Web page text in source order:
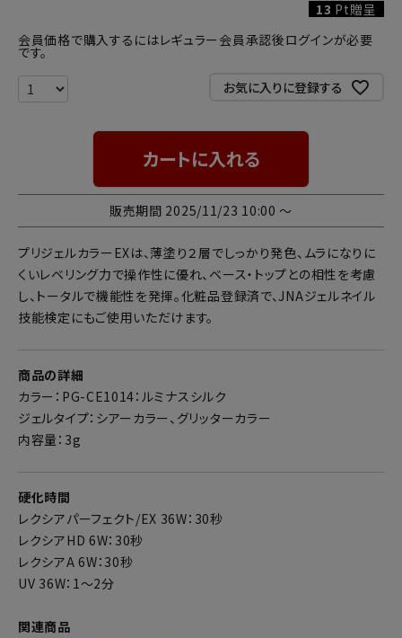
13 Pt贈呈
会員価格で購入するにはレギュラー会員承認後ログインが必要
です。
お気に入りに登録する
カートに入れる
販売期間 2025/11/23 10:00 〜
プリジェルカラーEXは、薄塗り２層でしっかり発色、ムラになりに
くいレベリング力で操作性に優れ、ベース・トップとの相性を考慮
し、トータルで機能性を発揮。化粧品登録済で、JNAジェルネイル
技能検定にもご使用いただけます。
商品の詳細
カラー：PG-CE1014：ルミナスシルク
ジェルタイプ：シアーカラー、グリッターカラー
内容量：3g
硬化時間
レクシアパーフェクト/EX 36W：30秒
レクシアHD 6W：30秒
レクシアA 6W：30秒
UV 36W：1～2分
関連商品